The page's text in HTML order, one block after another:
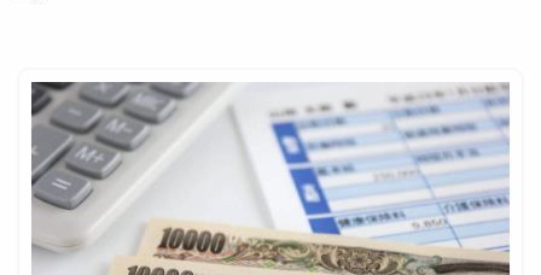
33歳 410万円 440万円 351万円
34歳 450万円 350万円
35歳 450万円 480万円 360万円
450万円 500万円 360万円